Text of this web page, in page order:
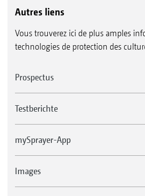
Autres liens
Vous trouverez ici de plus amples
technologies de protection des
Prospectus
Testberichte
mySprayer-App
Images